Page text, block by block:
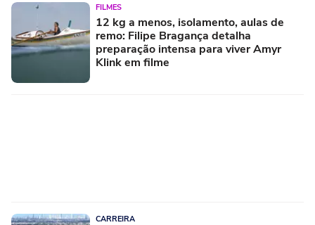
FILMES
12 kg a menos, isolamento, aulas de
remo: Filipe Bragança detalha
preparação intensa para viver Amyr
Klink em filme
CARREIRA